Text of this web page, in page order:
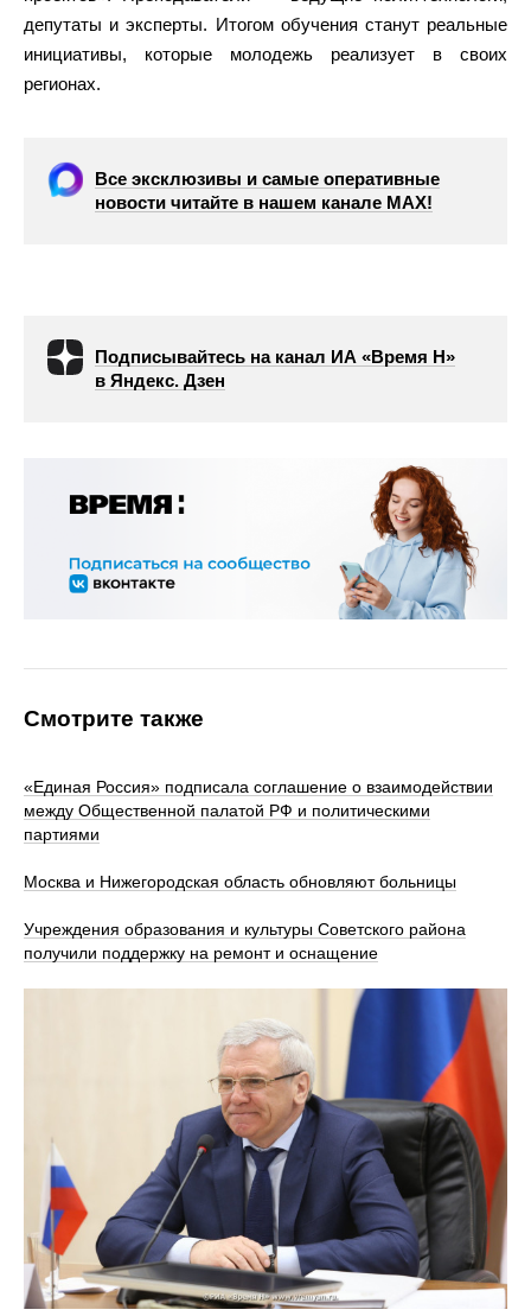
депутаты и эксперты. Итогом обучения станут реальные
инициативы, которые молодежь реализует в своих
регионах.
Все эксклюзивы и самые оперативные
новости читайте в нашем канале МАХ!
Подписывайтесь на канал ИА «Время Н»
в Яндекс. Дзен
Смотрите также
«Единая Россия» подписала соглашение о взаимодействии
между Общественной палатой РФ и политическими
партиями
Москва и Нижегородская область обновляют больницы
Учреждения образования и культуры Советского района
получили поддержку на ремонт и оснащение